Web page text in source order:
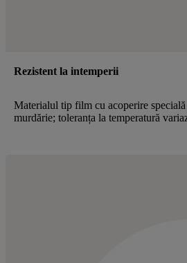
Rezistent la intemperii
Materialul tip film cu acoperire specială
murdărie; toleranța la temperatură